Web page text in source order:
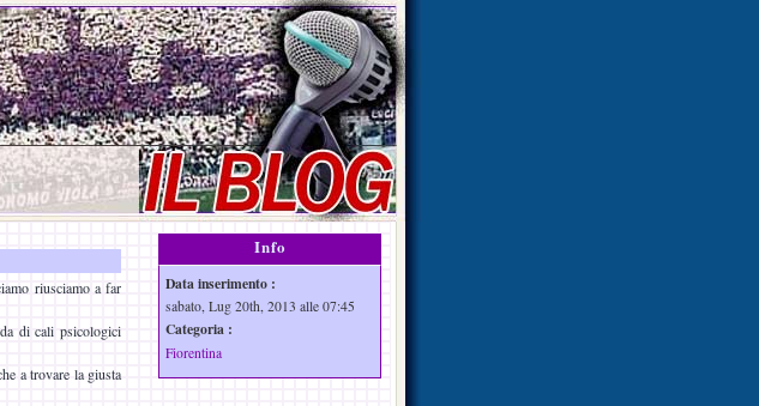
riusciamo a far
di cali psicologici
a trovare la giusta
Info
Data inserimento :
sabato, Lug 20th, 2013 alle 07:45
Categoria :
Fiorentina